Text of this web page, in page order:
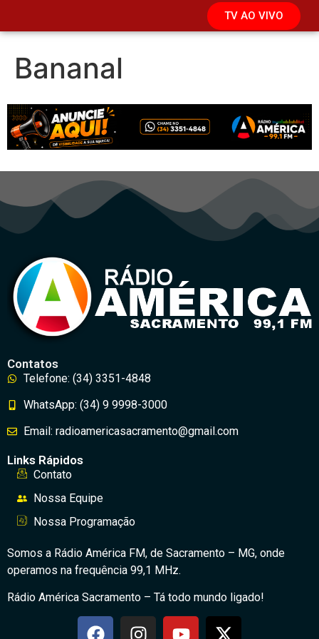
TV AO VIVO
Bananal
Contatos
Telefone: (34) 3351-4848
WhatsApp: (34) 9 9998-3000
Email: radioamericasacramento@gmail.com
Links Rápidos
Contato
Nossa Equipe
Nossa Programação
Somos a Rádio América FM, de Sacramento – MG, onde
operamos na frequência 99,1 MHz.
Rádio América Sacramento – Tá todo mundo ligado!